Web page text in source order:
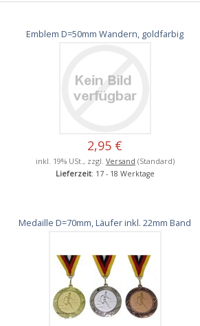
Emblem D=50mm Wandern, goldfarbig
2,95 €
inkl. 19% USt., zzgl. Versand (Standard)
Lieferzeit: 17 - 18 Werktage
Medaille D=70mm, Läufer inkl. 22mm Band